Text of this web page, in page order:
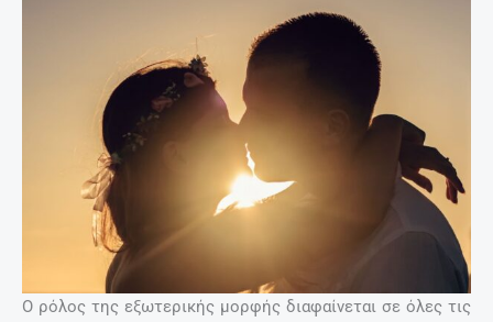
Ο ρόλος της εξωτερικής μορφής διαφαίνεται σε όλες τις